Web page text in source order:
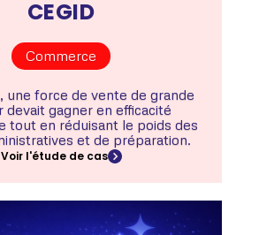
CEGID
Commerce
une force de vente de grande
devait gagner en efficacité
tout en réduisant le poids des
et de préparation.
Voir l'étude de cas